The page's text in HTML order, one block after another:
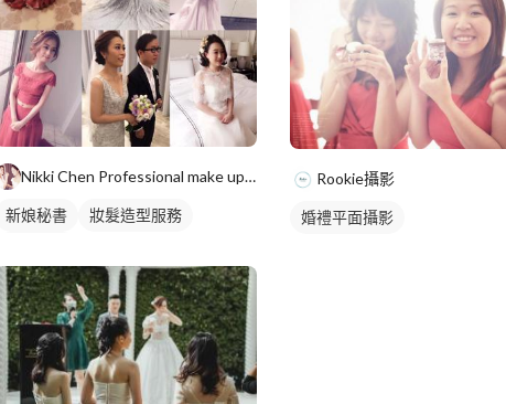
Nikki Chen Professional make up 新娘秘書 I 婚禮顧問
新娘秘書
妝髮造型服務
Rookie攝影
婚禮平面攝影